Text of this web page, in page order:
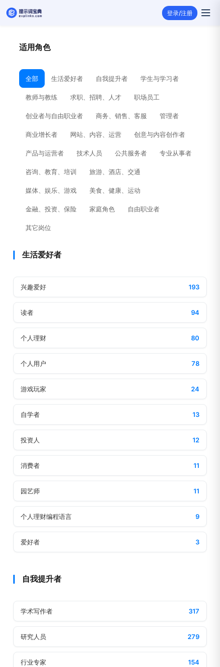
登录/注册
适用角色
全部 生活爱好者 自我提升者 学生与学习者
教师与教练 求职、招聘、人才 职场员工
创业者与自由职业者 商务、销售、客服 管理者
商业增长者 网站、内容、运营 创意与内容创作者
产品与运营者 技术人员 公共服务者 专业从事者
咨询、教育、培训 旅游、酒店、交通
媒体、娱乐、游戏 美食、健康、运动
金融、投资、保险 家庭角色 自由职业者
其它岗位
生活爱好者
兴趣爱好 193
读者 94
个人理财 80
个人用户 78
游戏玩家 24
自学者 13
投资人 12
消费者 11
园艺师 11
个人理财编程语言 9
爱好者 3
自我提升者
学术写作者 317
研究人员 279
行业专家 154